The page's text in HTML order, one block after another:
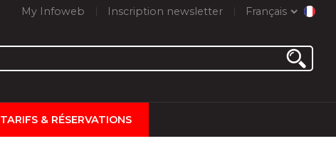
My Infoweb Inscription newsletter Français
TARIFS & RÉSERVATIONS